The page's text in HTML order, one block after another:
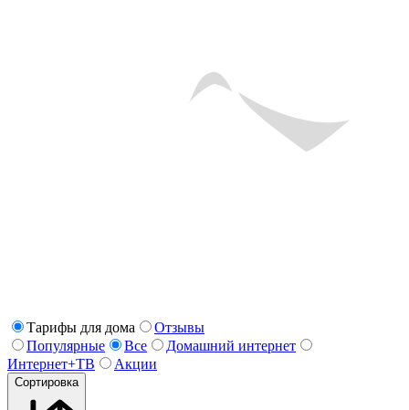
Тарифы для дома
Отзывы
Популярные
Все
Домашний интернет
Интернет+ТВ
Акции
Сортировка